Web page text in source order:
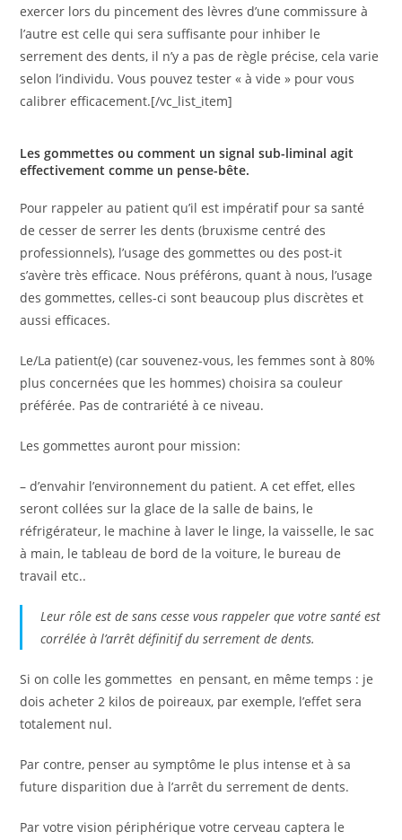
exercer lors du pincement des lèvres d’une commissure à
l’autre est celle qui sera suffisante pour inhiber le
serrement des dents, il n’y a pas de règle précise, cela varie
selon l’individu. Vous pouvez tester « à vide » pour vous
calibrer efficacement.[/vc_list_item]
Les gommettes ou comment un signal sub-liminal agit
effectivement comme un pense-bête.
Pour rappeler au patient qu’il est impératif pour sa santé
de cesser de serrer les dents (bruxisme centré des
professionnels), l’usage des gommettes ou des post-it
s’avère très efficace. Nous préférons, quant à nous, l’usage
des gommettes, celles-ci sont beaucoup plus discrètes et
aussi efficaces.
Le/La patient(e) (car souvenez-vous, les femmes sont à 80%
plus concernées que les hommes) choisira sa couleur
préférée. Pas de contrariété à ce niveau.
Les gommettes auront pour mission:
– d’envahir l’environnement du patient. A cet effet, elles
seront collées sur la glace de la salle de bains, le
réfrigérateur, le machine à laver le linge, la vaisselle, le sac
à main, le tableau de bord de la voiture, le bureau de
travail etc..
Leur rôle est de sans cesse vous rappeler que votre santé est
corrélée à l’arrêt définitif du serrement de dents.
Si on colle les gommettes en pensant, en même temps : je
dois acheter 2 kilos de poireaux, par exemple, l’effet sera
totalement nul.
Par contre, penser au symptôme le plus intense et à sa
future disparition due à l’arrêt du serrement de dents.
Par votre vision périphérique votre cerveau captera le